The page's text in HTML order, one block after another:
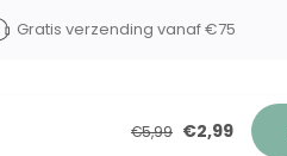
Experts in baby en kindverzorging
€5,99 €2,99